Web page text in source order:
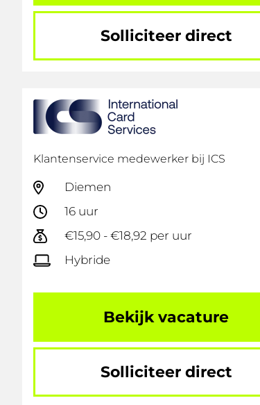
Solliciteer direct
Klantenservice medewerker bij ICS
Diemen
16 uur
€15,90 - €18,92 per uur
Hybride
Bekijk vacature
Solliciteer direct